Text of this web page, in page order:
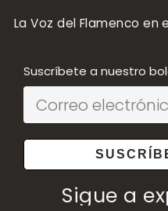
La Voz del Flamenco en
Suscríbete a nuestro
Sigue a